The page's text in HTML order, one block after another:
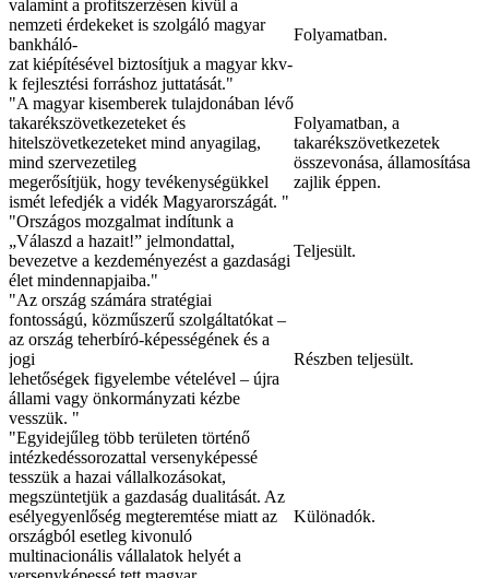
valamint a profitszerzésen kívül a
nemzeti érdekeket is szolgáló magyar
bankháló-
zat kiépítésével biztosítjuk a magyar kkv-
k fejlesztési forráshoz juttatását."
Folyamatban.
"A magyar kisemberek tulajdonában lévő
takarékszövetkezeteket és
hitelszövetkezeteket mind anyagilag,
mind szervezetileg
megerősítjük, hogy tevékenységükkel
ismét lefedjék a vidék Magyarországát. "
Folyamatban, a
takarékszövetkezetek
összevonása, államosítása
zajlik éppen.
"Országos mozgalmat indítunk a
„Válaszd a hazait!” jelmondattal,
bevezetve a kezdeményezést a gazdasági
élet mindennapjaiba."
Teljesült.
"Az ország számára stratégiai
fontosságú, közműszerű szolgáltatókat –
az ország teherbíró-képességének és a
jogi
lehetőségek figyelembe vételével – újra
állami vagy önkormányzati kézbe
vesszük. "
Részben teljesült.
"Egyidejűleg több területen történő
intézkedéssorozattal versenyképessé
tesszük a hazai vállalkozásokat,
megszüntetjük a gazdaság dualitását. Az
esélyegyenlőség megteremtése miatt az
országból esetleg kivonuló
multinacionális vállalatok helyét a
Különadók.